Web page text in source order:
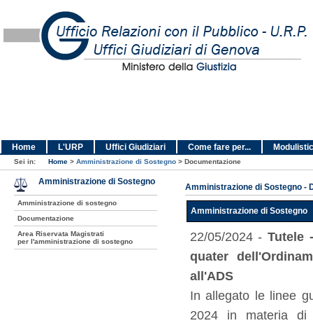
Home L'URP Uffici Giudiziari Come fare per...
Sei in: Home > Amministrazione di Sostegno > Documentazione
Amministrazione di Sostegno -
Amministrazione di Sostegno
22/05/2024 - Tutele
quater
all'ADS
In allegato le linee
2024 in materia di
Amministrazione di Sostegno
Amministrazione di sostegno
Documentazione
Area Riservata Magistrati
per l'amministrazione di sostegno